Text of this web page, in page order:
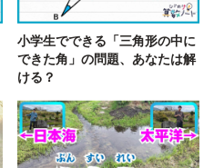
小学生でできる「三角形の中に
できた角」の問題、あなたは解
ける？